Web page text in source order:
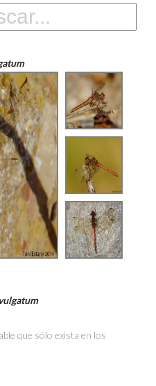
que sólo exista en los